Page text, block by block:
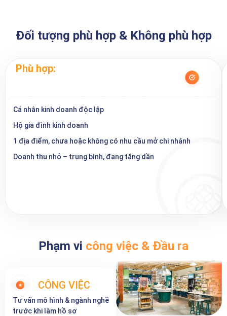
Đối tượng phù hợp & Không phù hợp
Phù hợp:
Cá nhân kinh doanh độc lập
Hộ gia đình kinh doanh
1 địa điểm, chưa hoặc không có nhu cầu mở chi nhánh
Doanh thu nhỏ – trung bình, đang tăng dần
Phạm vi công việc & Đầu ra
CÔNG VIỆC
Tư vấn mô hình & ngành nghề
trước khi làm hồ sơ